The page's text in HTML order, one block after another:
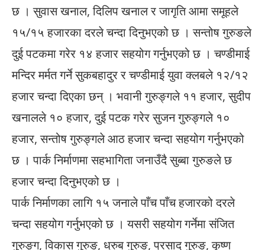
छ । सुवास खनाल, दिलिप खनाल र जागृति आमा समूहले
१५/१५ हजारका दरले चन्दा दिनुभएको छ । सन्तोष गुरुङले
दुई पटकमा गरेर १४ हजार सहयोग गर्नुभएको छ । चण्डीमाई
मन्दिर मर्मत गर्ने सुकबहादुर र चण्डीमाई युवा क्लबले १२/१२
हजार चन्दा दिएका छन् । भवानी गुरुङ्गले ११ हजार, सुदीप
खनालले १० हजार, दुई पटक गरेर सुजन गुरुङ्गले १०
हजार, सन्तोष गुरुङ्गले आठ हजार चन्दा सहयोग गर्नुभएको
छ । पार्क निर्माणमा सहभागिता जनाउँदै सुब्बा गुरुङले छ
हजार चन्दा दिनुभएको छ ।
पार्क निर्माणका लागि १५ जनाले पाँच पाँच हजारको दरले
चन्दा सहयोग गर्नुभएको छ । यसरी सहयोग गर्नेमा संजित
गुरुङ्ग, विकास गुरुङ, ध्रुब गुरुङ, प्रसाद गुरुङ, कृष्ण